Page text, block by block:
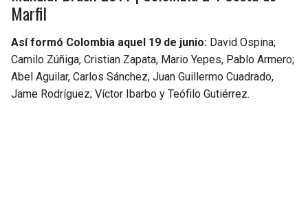
Marfil
Así formó Colombia aquel 19 de junio: David Ospina;
Camilo Zúñiga, Cristian Zapata, Mario Yepes, Pablo Armero;
Abel Aguilar, Carlos Sánchez, Juan Guillermo Cuadrado,
Jame Rodríguez; Víctor Ibarbo y Teófilo Gutiérrez.